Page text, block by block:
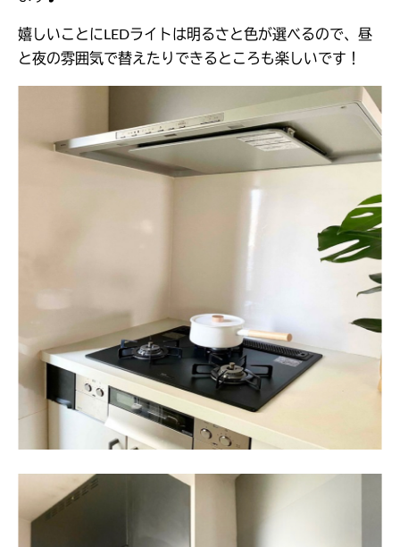
嬉しいことにLEDライトは明るさと色が選べるので、昼
と夜の雰囲気で替えたりできるところも楽しいです！